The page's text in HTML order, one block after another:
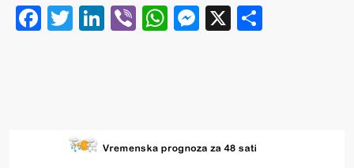
Facebook
Twitter
LinkedIn
ViberWhatsApp
Messenger
X